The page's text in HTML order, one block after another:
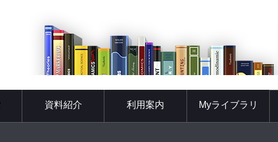
資料紹介 利用案内 Myライブラリ